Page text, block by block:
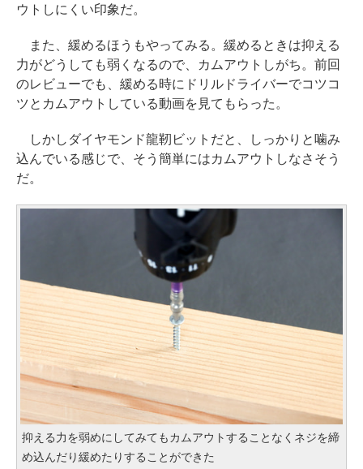
ウトしにくい印象だ。
また、緩めるほうもやってみる。緩めるときは抑える
力がどうしても弱くなるので、カムアウトしがち。前回
のレビューでも、緩める時にドリルドライバーでコツコ
ツとカムアウトしている動画を見てもらった。
しかしダイヤモンド龍靭ビットだと、しっかりと噛み
込んでいる感じで、そう簡単にはカムアウトしなさそう
だ。
抑える力を弱めにしてみてもカムアウトすることなくネジを締
め込んだり緩めたりすることができた